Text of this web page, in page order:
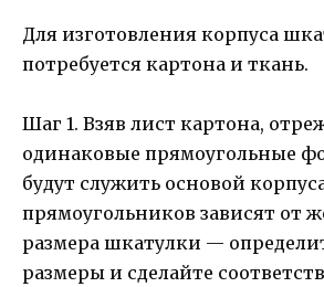
Для изготовления корпуса
потребуется картона и ткань.
Шаг 1. Взяв лист картона,
одинаковые прямоугольные
будут служить основой
прямоугольников зависят от
размера шкатулки —
размеры и сделайте